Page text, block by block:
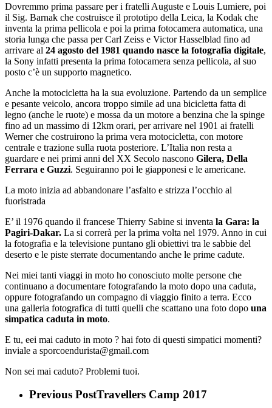
Dovremmo prima passare per i fratelli Auguste e Louis Lumiere, poi
il Sig. Barnak che costruisce il prototipo della Leica, la Kodak che
inventa la prima pellicola e poi la prima fotocamera automatica, una
storia lunga che passa per Carl Zeiss e Victor Hasselblad fino ad
arrivare al 24 agosto del 1981 quando nasce la fotografia digitale,
la Sony infatti presenta la prima fotocamera senza pellicola, al suo
posto c’è un supporto magnetico.
Anche la motocicletta ha la sua evoluzione. Partendo da un semplice
e pesante veicolo, ancora troppo simile ad una bicicletta fatta di
legno (anche le ruote) e mossa da un motore a benzina che la spinge
fino ad un massimo di 12km orari, per arrivare nel 1901 ai fratelli
Werner che costruirono la prima vera motocicletta, con motore
centrale e trazione sulla ruota posteriore. L’Italia non resta a
guardare e nei primi anni del XX Secolo nascono Gilera, Della
Ferrara e Guzzi. Seguiranno poi le giapponesi e le americane.
La moto inizia ad abbandonare l’asfalto e strizza l’occhio al
fuoristrada
E’ il 1976 quando il francese Thierry Sabine si inventa la Gara: la
Pagiri-Dakar. La si correrà per la prima volta nel 1979. Anno in cui
la fotografia e la televisione puntano gli obiettivi tra le sabbie del
deserto e le piste sterrate documentando anche le prime cadute.
Nei miei tanti viaggi in moto ho conosciuto molte persone che
continuano a documentare fotografando la moto dopo una caduta,
oppure fotografando un compagno di viaggio finito a terra. Ecco
una galleria fotografica di tutti quelli che scattano una foto dopo una
simpatica caduta in moto.
E tu, eei mai caduto in moto ? hai foto di questi simpatici momenti?
inviale a sporcoendurista@gmail.com
Non sei mai caduto? Problemi tuoi.
Previous PostTravellers Camp 2017